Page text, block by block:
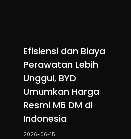
Efisiensi dan Biaya
Perawatan Lebih
Unggul, BYD
Umumkan Harga
Resmi M6 DM di
Indonesia
2026-06-15